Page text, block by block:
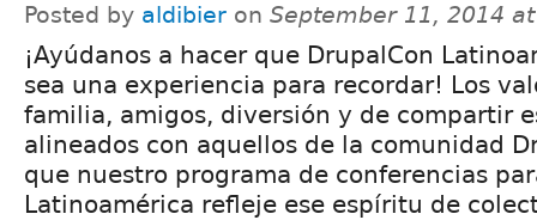
Posted by aldibier on September 11, 2014
¡Ayúdanos a hacer que DrupalCon
sea una experiencia para recordar! Los
familia, amigos, diversión y de compartir
alineados con aquellos de la comunidad
que nuestro programa de conferencias
Latinoamérica refleje ese espíritu de